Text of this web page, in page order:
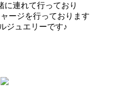
に連れて行っており
ージを行っております
ジュエリーです♪